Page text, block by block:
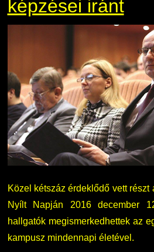
képzései iránt
Közel kétszáz érdeklődő vett
Nyílt Napján 2016 december
hallgatók megismerkedhettek az
kampusz mindennapi életével.